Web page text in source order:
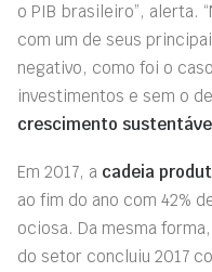
o PIB brasileiro”, alerta.
com um de seus
negativo, como foi o
investimentos e sem o
crescimento sustentável
Em 2017, a cadeia
ao fim do ano com 42%
ociosa. Da mesma
do setor concluiu 2017